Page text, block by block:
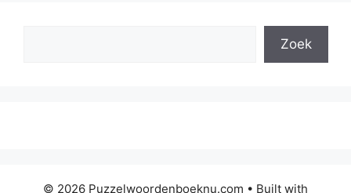
Zoek
© 2026 Puzzelwoordenboeknu.com • Built with